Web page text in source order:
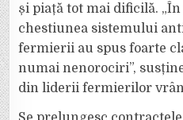
și piață tot mai dificilă.
chestiunea sistemului
fermierii au spus foarte
numai nenorociri”,
din liderii fermierilor